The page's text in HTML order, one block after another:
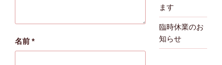
名前 *
ます
臨時休業のお
知らせ